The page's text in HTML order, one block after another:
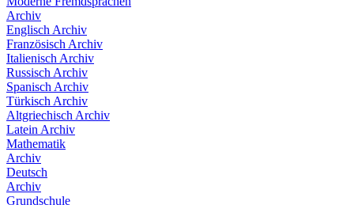
Archiv
Englisch Archiv
Französisch Archiv
Italienisch Archiv
Russisch Archiv
Spanisch Archiv
Türkisch Archiv
Altgriechisch Archiv
Latein Archiv
Mathematik
Archiv
Deutsch
Archiv
Grundschule